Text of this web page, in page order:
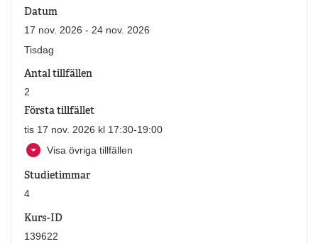
Datum
17 nov. 2026 - 24 nov. 2026
Tisdag
Antal tillfällen
2
Första tillfället
tis 17 nov. 2026 kl 17:30-19:00
Visa övriga tillfällen
Studietimmar
4
Kurs-ID
139622